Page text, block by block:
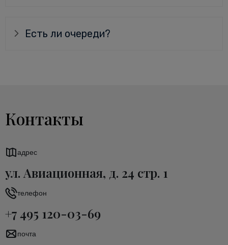
Есть ли очереди?
Контакты
адрес
ул. Авиационная, д. 24 стр. 1
телефон
+7 495 120-03-69
почта